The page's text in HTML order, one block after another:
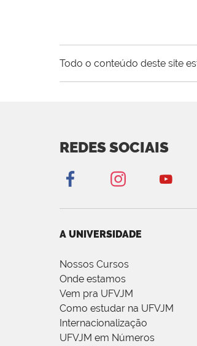
Todo o conteúdo deste site
REDES SOCIAIS
A UNIVERSIDADE
Nossos Cursos
Onde estamos
Vem pra UFVJM
Como estudar na UFVJM
Internacionalização
UFVJM em Números